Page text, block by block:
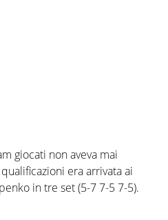
giocati non aveva mai
era arrivata ai
in tre set (5-7 7-5 7-5).